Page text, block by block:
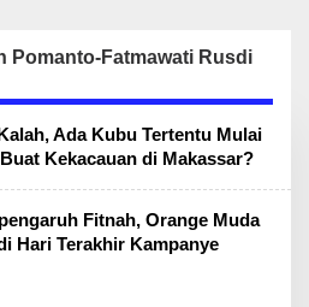
Pomanto-Fatmawati Rusdi
Ada Kubu Tertentu Mulai
Kekacauan di Makassar?
Fitnah, Orange Muda
Hari Terakhir Kampanye